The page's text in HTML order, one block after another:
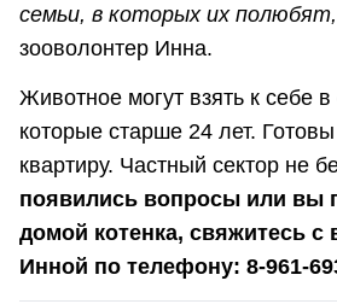
семьи, в которых их полюбят,
зооволонтер Инна.
Животное могут взять к себе
которые старше 24 лет. Готовы
квартиру. Частный сектор не
появились вопросы или вы
домой котенка, свяжитесь с
Инной по телефону: 8-961-